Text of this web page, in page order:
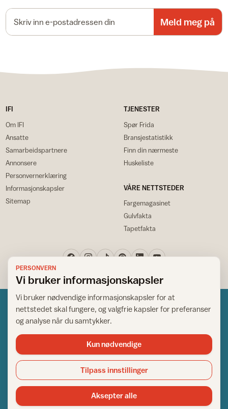
Meld meg på
IFI
Om IFI
Ansatte
Samarbeidspartnere
Annonsere
Personvernerklæring
Informasjonskapsler
Sitemap
TJENESTER
Spør Frida
Bransjestatistikk
Finn din nærmeste
Huskeliste
VÅRE NETTSTEDER
Fargemagasinet
Gulvfakta
Tapetfakta
Norsk råd for hjem og bygg
Copyright © 1995-2026. All Rights Reserved.
Ansvarlig redaktør: Helge Bod Vangen
Utgiver: IFI - Norsk råd for hjem og bygg
PERSONVERN
Vi bruker informasjonskapsler
Vi bruker nødvendige informasjonskapsler for at
nettstedet skal fungere, og valgfrie kapsler for preferanser
og analyse når du samtykker.
Kun nødvendige
Tilpass innstillinger
Aksepter alle